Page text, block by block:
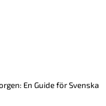
En Guide för Svenska